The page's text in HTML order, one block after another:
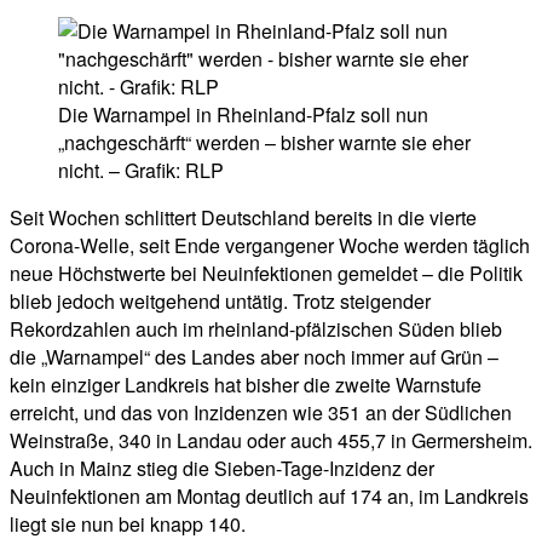
Die Warnampel in Rheinland-Pfalz soll nun
„nachgeschärft“ werden – bisher warnte sie eher
nicht. – Grafik: RLP
Seit Wochen schlittert Deutschland bereits in die vierte
Corona-Welle, seit Ende vergangener Woche werden täglich
neue Höchstwerte bei Neuinfektionen gemeldet – die Politik
blieb jedoch weitgehend untätig. Trotz steigender
Rekordzahlen auch im rheinland-pfälzischen Süden blieb
die „Warnampel“ des Landes aber noch immer auf Grün –
kein einziger Landkreis hat bisher die zweite Warnstufe
erreicht, und das von Inzidenzen wie 351 an der Südlichen
Weinstraße, 340 in Landau oder auch 455,7 in Germersheim.
Auch in Mainz stieg die Sieben-Tage-Inzidenz der
Neuinfektionen am Montag deutlich auf 174 an, im Landkreis
liegt sie nun bei knapp 140.